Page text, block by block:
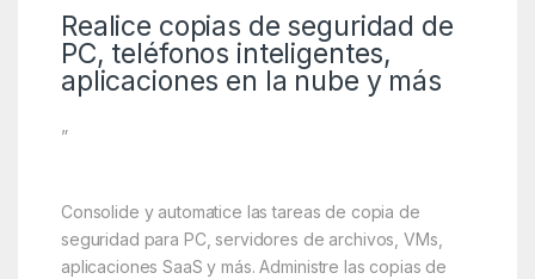
Realice copias de seguridad de
PC, teléfonos inteligentes,
aplicaciones en la nube y más
”
Consolide y automatice las tareas de copia de
seguridad para PC, servidores de archivos, VMs,
aplicaciones SaaS y más. Administre las copias de